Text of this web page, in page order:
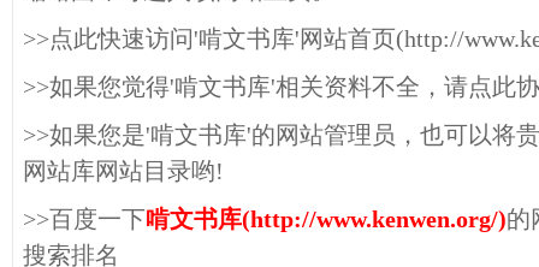
>>点此快速访问'啃文书库'网站首页(http://
>>如果您觉得'啃文书库'相关资料不全，请点此
>>如果您是'啃文书库'的网站管理员，也可以将
网站库网站目录哟!
>>百度一下啃文书库(http://www.kenwen.org/)的
搜索排名